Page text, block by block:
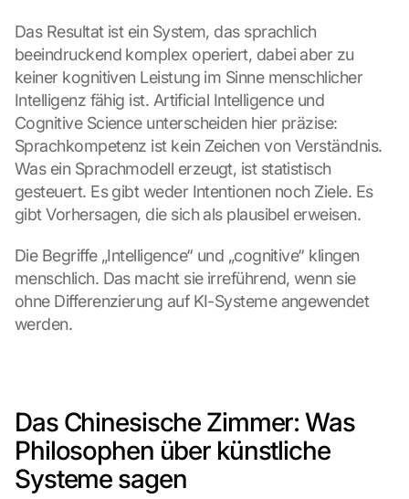
Das Resultat ist ein System, das sprachlich
beeindruckend komplex operiert, dabei aber zu
keiner kognitiven Leistung im Sinne menschlicher
Intelligenz fähig ist. Artificial Intelligence und
Cognitive Science unterscheiden hier präzise:
Sprachkompetenz ist kein Zeichen von Verständnis.
Was ein Sprachmodell erzeugt, ist statistisch
gesteuert. Es gibt weder Intentionen noch Ziele. Es
gibt Vorhersagen, die sich als plausibel erweisen.
Die Begriffe „Intelligence“ und „cognitive“ klingen
menschlich. Das macht sie irreführend, wenn sie
ohne Differenzierung auf KI-Systeme angewendet
werden.
Das Chinesische Zimmer: Was
Philosophen über künstliche
Systeme sagen